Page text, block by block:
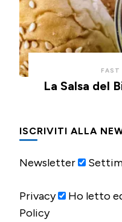
FAST
La Salsa del
ISCRIVITI ALLA
Newsletter
Privacy
Ho letto
Policy